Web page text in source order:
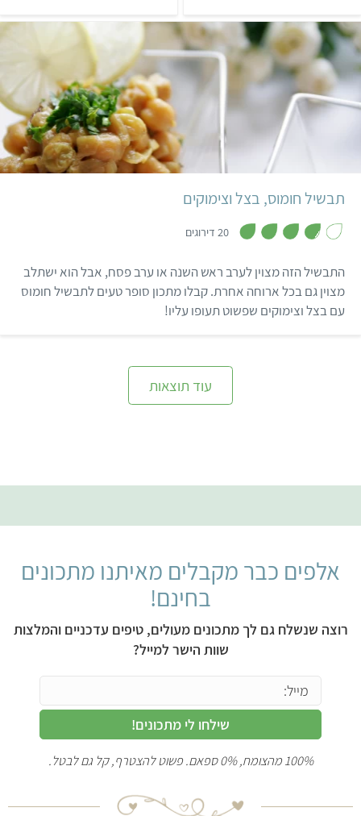
חלבונית מרשימה ומשביעה,
שמתאימה לארוחת הצהריים
או לארוחה אחרי אימון.
קל
תבשיל חומוס, בצל וצימוקים
20 דירוגים
מ
ת
ו
ך
5
התבשיל הזה מצוין לערב ראש השנה או ערב פסח, אבל הוא ישתלב
מצוין גם בכל ארוחה אחרת. קבלו מתכון סופר טעים לתבשיל חומוס
עם בצל וצימוקים שפשוט תעופו עליו!
עוד תוצאות
אלפים כבר מקבלים מאיתנו מתכונים
בחינם!
רוצה שנשלח גם לך מתכונים מעולים, טיפים עדכניים והמלצות
שוות הישר למייל?
שילחו לי מתכונים!
100% מהצומח, 0% ספאם. פשוט להצטרף, קל גם לבטל.